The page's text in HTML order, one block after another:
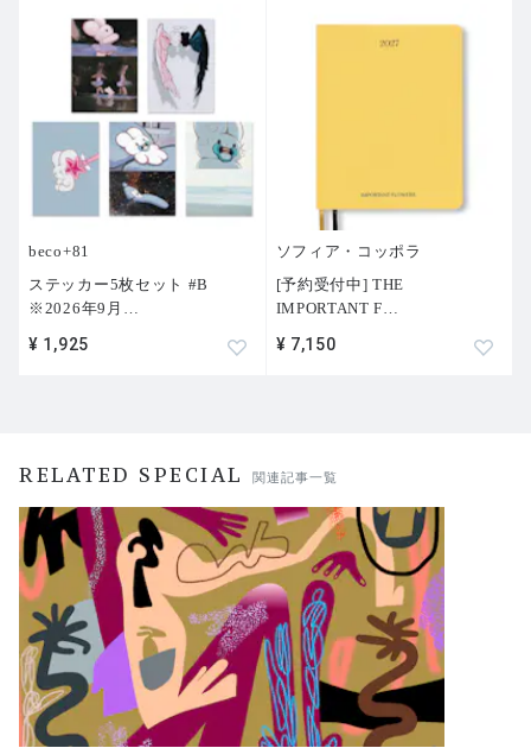
beco+81
ステッカー5枚セット #B
※2026年9月 …
¥ 1,925
ソフィア・コッポラ
[予約受付中] THE
IMPORTANT F…
¥ 7,150
RELATED SPECIAL 関連記事一覧